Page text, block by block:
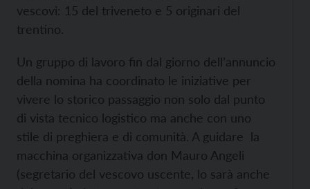
vescovi: 15 del triveneto e 5 originari del
trentino.
Un gruppo di lavoro fin dal giorno dell’annuncio
della nomina ha coordinato le iniziative per
vivere lo storico passaggio non solo dal punto
di vista tecnico logistico ma anche con uno
stile di preghiera e di comunità. A guidare la
macchina organizzativa don Mauro Angeli
(segretario del vescovo uscente, lo sarà anche